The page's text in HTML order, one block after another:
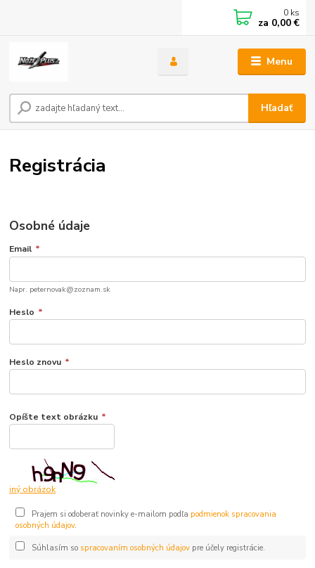
Menu
Hľadať
0 ks
za 0,00 €
Registrácia
Osobné údaje
Email *
Napr. peternovak@zoznam.sk
Heslo *
Heslo znovu *
Opíšte text obrázku *
iný obrázok
Prajem si odoberať novinky e-mailom podľa podmienok spracovania
osobných údajov.
Súhlasím so spracovaním osobných údajovpre účely registrácie.